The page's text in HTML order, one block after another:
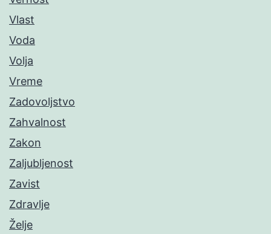
Vlast
Voda
Volja
Vreme
Zadovoljstvo
Zahvalnost
Zakon
Zaljubljenost
Zavist
Zdravlje
Želje